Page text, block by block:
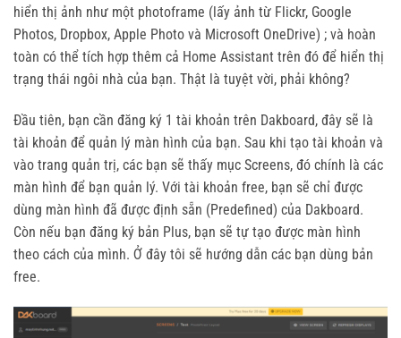
hiển thị ảnh như một photoframe (lấy ảnh từ Flickr, Google
Photos, Dropbox, Apple Photo và Microsoft OneDrive) ; và hoàn
toàn có thể tích hợp thêm cả Home Assistant trên đó để hiển thị
trạng thái ngôi nhà của bạn. Thật là tuyệt vời, phải không?
Đầu tiên, bạn cần đăng ký 1 tài khoản trên Dakboard, đây sẽ là
tài khoản để quản lý màn hình của bạn. Sau khi tạo tài khoản và
vào trang quản trị, các bạn sẽ thấy mục Screens, đó chính là các
màn hình để bạn quản lý. Với tài khoản free, bạn sẽ chỉ được
dùng màn hình đã được định sẵn (Predefined) của Dakboard.
Còn nếu bạn đăng ký bản Plus, bạn sẽ tự tạo được màn hình
theo cách của mình. Ở đây tôi sẽ hướng dẫn các bạn dùng bản
free.